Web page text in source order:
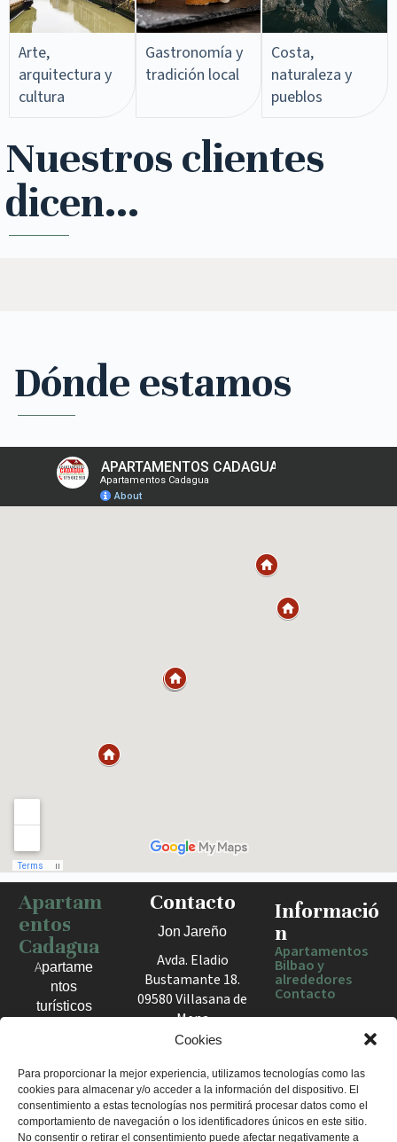
Cookies
Para proporcionar la mejor experiencia, utilizamos tecnologías como las
cookies para almacenar y/o acceder a la información del dispositivo. El
consentimiento a estas tecnologías nos permitirá procesar datos como el
comportamiento de navegación o los identificadores únicos en este sitio.
No consentir o retirar el consentimiento puede afectar negativamente a
Arte,
arquitectura y
cultura
Gastronomía y
tradición local
Costa,
naturaleza y
pueblos
Nuestros clientes
dicen...
Dónde estamos
Haz clic para activar el mapa
Apartam
entos
Cadagua
Apartame
ntos
turísticos
el Valle
de Mena.
Estancias
cómodas
Contacto
Jon Jareño
Avda. Eladio
Bustamante 18.
09580 Villasana de
Mena
España
+34 675 602
960
apartamentosc
Informació
n
Apartamentos
Bilbao y
alrededores
Contacto